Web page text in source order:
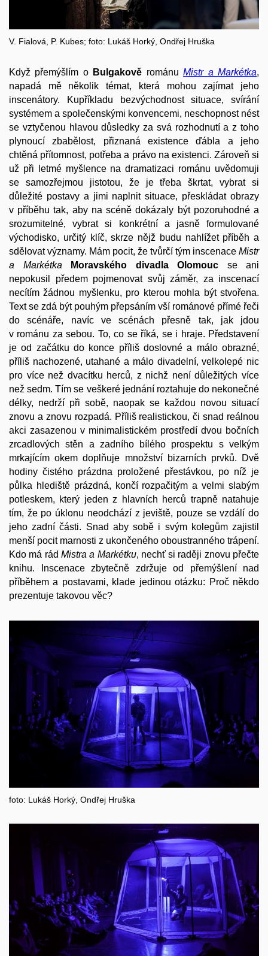
V. Fialová, P. Kubes; foto: Lukáš Horký, Ondřej Hruška
Když přemýšlím o Bulgakově románuMistr a Markétka,
napadá mě několik témat, která mohou zajímat jeho
inscenátory. Kupříkladu bezvýchodnost situace, svírání
systémem a společenskými konvencemi, neschopnost nést
se vztyčenou hlavou důsledky za svá rozhodnutí a z toho
plynoucí zbabělost, přiznaná existence ďábla a jeho
chtěná přítomnost, potřeba a právo na existenci. Zároveň si
už při letmé myšlence na dramatizaci románu uvědomuji
se samozřejmou jistotou, že je třeba škrtat, vybrat si
důležité postavy a jimi naplnit situace, přeskládat obrazy
v příběhu tak, aby na scéně dokázaly být pozoruhodné a
srozumitelné, vybrat si konkrétní a jasně formulované
východisko, určitý klíč, skrze nějž budu nahlížet příběh a
sdělovat významy. Mám pocit, že tvůrčí tým inscenace Mistr
a Markétka
Moravského divadla Olomouc se ani
nepokusil předem pojmenovat svůj záměr, za inscenací
necítím žádnou myšlenku, pro kterou mohla být stvořena.
Text se zdá být pouhým přepsáním vší románové přímé řeči
do scénáře, navíc ve scénách přesně tak, jak jdou
v románu za sebou. To, co se říká, se i hraje. Představení
je od začátku do konce příliš doslovné a málo obrazné,
příliš nachozené, utahané a málo divadelní, velkolepé nic
pro více než dvacítku herců, z nichž není důležitých více
než sedm. Tím se veškeré jednání roztahuje do nekonečné
délky, nedrží při sobě, naopak se každou novou situací
znovu a znovu rozpadá. Příliš realistickou, či snad reálnou
akci zasazenou v minimalistickém prostředí dvou bočních
zrcadlových stěn a zadního bílého prospektu s velkým
mrkajícím okem doplňuje množství bizarních prvků. Dvě
hodiny čistého prázdna proložené přestávkou, po níž je
půlka hlediště prázdná, končí rozpačitým a velmi slabým
potleskem, který jeden z hlavních herců trapně natahuje
tím, že po úklonu neodchází z jeviště, pouze se vzdálí do
jeho zadní části. Snad aby sobě i svým kolegům zajistil
menší pocit marnosti z ukončeného oboustranného trápení.
Kdo má rád Mistra a Markétku, nechť si raději znovu přečte
knihu. Inscenace zbytečně zdržuje od přemýšlení nad
příběhem a postavami, klade jedinou otázku: Proč někdo
prezentuje takovou věc?
foto: Lukáš Horký, Ondřej Hruška